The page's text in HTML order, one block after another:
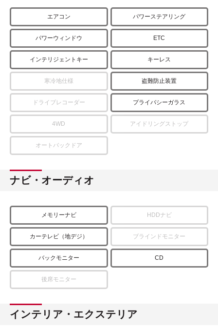
エアコン パワーステアリング
パワーウィンドウ ETC
インテリジェントキー キーレス
寒冷地仕様 盗難防止装置
ドライブレコーダー プライバシーガラス
4WD アイドリングストップ
オートバックドア
ナビ・オーディオ
メモリーナビ HDDナビ
カーテレビ（地デジ） ブラインドモニター
バックモニター CD
後席モニター
インテリア・エクステリア